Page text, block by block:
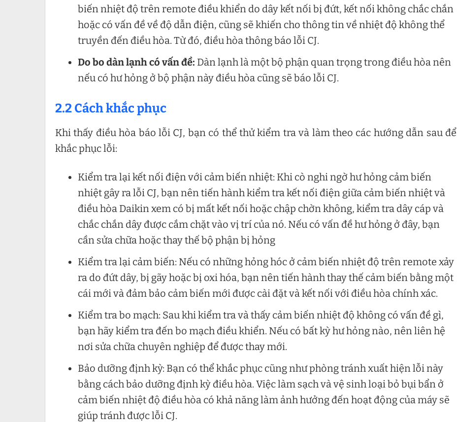
biến nhiệt độ trên remote điều khiển do dây kết nối bị đứt, kết nối không chắc chắn
hoặc có vấn đề về độ dẫn điện, cũng sẽ khiến cho thông tin về nhiệt độ không thể
truyền đến điều hòa. Từ đó, điều hòa thông báo lỗi CJ.
Do bo dàn lạnh có vấn đề: Dàn lạnh là một bộ phận quan trọng trong điều hòa nên
nếu có hư hỏng ở bộ phận này điều hòa cũng sẽ báo lỗi CJ.
2.2 Cách khắc phục
Khi thấy điều hòa báo lỗi CJ, bạn có thể thử kiểm tra và làm theo các hướng dẫn sau để
khắc phục lỗi:
Kiểm tra lại kết nối điện với cảm biến nhiệt: Khi cò nghi ngờ hư hỏng cảm biến
nhiệt gây ra lỗi CJ, bạn nên tiến hành kiểm tra kết nối điện giữa cảm biến nhiệt và
điều hòa Daikin xem có bị mất kết nối hoặc chập chờn không, kiểm tra dây cáp và
chắc chắn dây được cắm chặt vào vị trí của nó. Nếu có vấn đề hư hỏng ở đây, bạn
cần sửa chữa hoặc thay thế bộ phận bị hỏng
Kiểm tra lại cảm biến: Nếu có những hỏng hóc ở cảm biến nhiệt độ trên remote xảy
ra do đứt dây, bị gãy hoặc bị oxi hóa, bạn nên tiến hành thay thế cảm biến bằng một
cái mới và đảm bảo cảm biến mới được cài đặt và kết nối với điều hòa chính xác.
Kiểm tra bo mạch: Sau khi kiểm tra và thấy cảm biến nhiệt độ không có vấn đề gì,
bạn hãy kiểm tra đến bo mạch điều khiển. Nếu có bất kỳ hư hỏng nào, nên liên hệ
nơi sửa chữa chuyên nghiệp để được thay mới.
Bảo dưỡng định kỳ: Bạn có thể khắc phục cũng như phòng tránh xuất hiện lỗi này
bằng cách bảo dưỡng định kỳ điều hòa. Việc làm sạch và vệ sinh loại bỏ bụi bẩn ở
cảm biến nhiệt độ điều hòa có khả năng làm ảnh hưởng đến hoạt động của máy sẽ
giúp tránh được lỗi CJ.